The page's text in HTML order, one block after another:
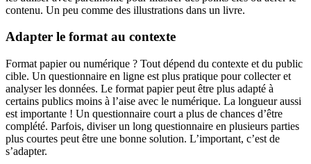
contenu. Un peu comme des illustrations dans un livre.
Adapter le format au contexte
Format papier ou numérique ? Tout dépend du contexte et du public
cible. Un questionnaire en ligne est plus pratique pour collecter et
analyser les données. Le format papier peut être plus adapté à
certains publics moins à l’aise avec le numérique. La longueur aussi
est importante ! Un questionnaire court a plus de chances d’être
complété. Parfois, diviser un long questionnaire en plusieurs parties
plus courtes peut être une bonne solution. L’important, c’est de
s’adapter.